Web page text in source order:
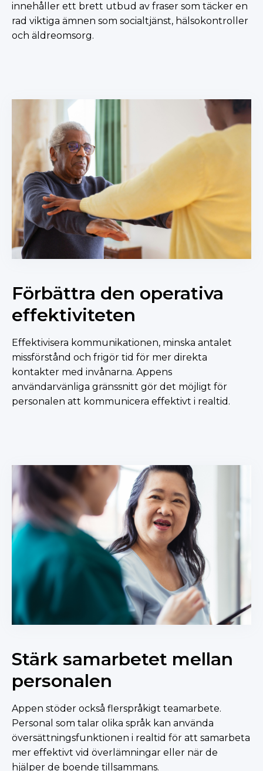
innehåller ett brett utbud av fraser som täcker en
rad viktiga ämnen som socialtjänst, hälsokontroller
och äldreomsorg.
Förbättra den operativa
effektiviteten
Effektivisera kommunikationen, minska antalet
missförstånd och frigör tid för mer direkta
kontakter med invånarna. Appens
användarvänliga gränssnitt gör det möjligt för
personalen att kommunicera effektivt i realtid.
Stärk samarbetet mellan
personalen
Appen stöder också flerspråkigt teamarbete.
Personal som talar olika språk kan använda
översättningsfunktionen i realtid för att samarbeta
mer effektivt vid överlämningar eller när de
hjälper de boende tillsammans.